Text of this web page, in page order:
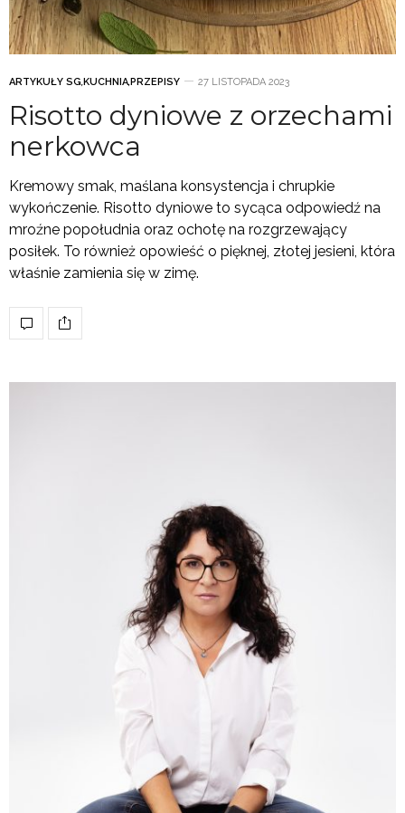
ARTYKUŁY SG KUCHNIAPRZEPISY 27 LISTOPADA 2023
Risotto dyniowe z orzechami
nerkowca
Kremowy smak, maślana konsystencja i chrupkie
wykończenie. Risotto dyniowe to sycąca odpowiedź na
mroźne popołudnia oraz ochotę na rozgrzewający
posiłek. To również opowieść o pięknej, złotej jesieni, która
właśnie zamienia się w zimę.